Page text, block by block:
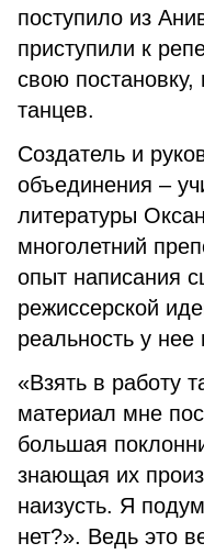
поступило из
приступили к
свою постановку,
танцев.
Создатель и
объединения –
литературы
многолетний
опыт написания
режиссерской
реальность у нее
«Взять в работу
материал мне
большая
знающая их
наизусть. Я
нет?». Ведь это